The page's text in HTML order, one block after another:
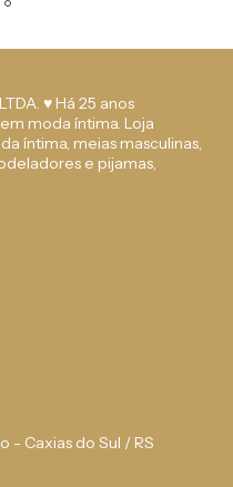
♥ Há 25 anos
moda íntima. Loja
íntima, meias masculinas,
e pijamas,
- Caxias do Sul / RS